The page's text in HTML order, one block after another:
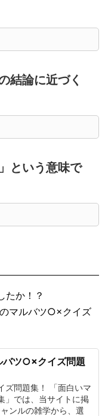
結論に近づく
という意味で
たか！？
マルバツ○×クイズ
バツ○×クイズ問題
問題集！ 「面白いマ
」では、当サイトに掲
ンルの雑学から、選